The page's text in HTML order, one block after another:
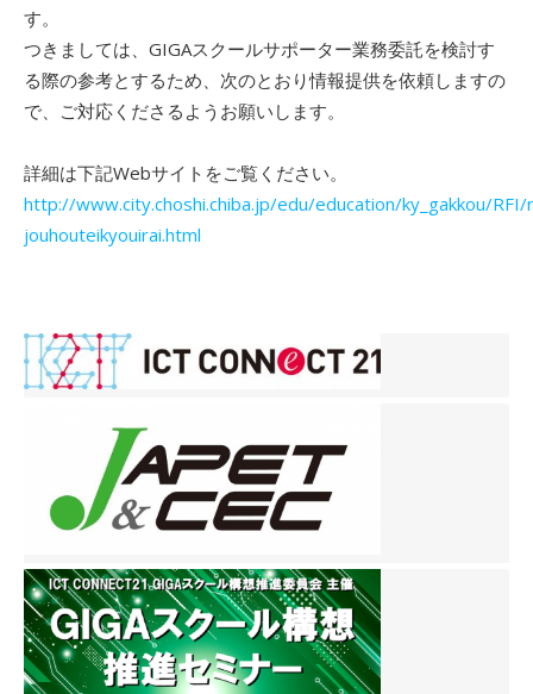
す。
つきましては、GIGAスクールサポーター業務委託を検討す
る際の参考とするため、次のとおり情報提供を依頼しますの
で、ご対応くださるようお願いします。
詳細は下記Webサイトをご覧ください。
http://www.city.choshi.chiba.jp/edu/education/ky_gakkou/
jouhouteikyouirai.html